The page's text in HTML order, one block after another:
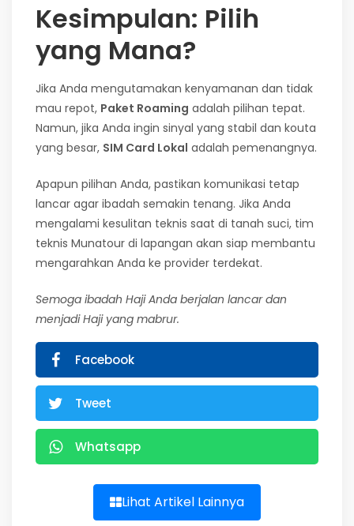
Kesimpulan: Pilih
yang Mana?
Jika Anda mengutamakan kenyamanan dan tidak
mau repot, Paket Roaming adalah pilihan tepat.
Namun, jika Anda ingin sinyal yang stabil dan kouta
yang besar, SIM Card Lokal adalah pemenangnya.
Apapun pilihan Anda, pastikan komunikasi tetap
lancar agar ibadah semakin tenang. Jika Anda
mengalami kesulitan teknis saat di tanah suci, tim
teknis Munatour di lapangan akan siap membantu
mengarahkan Anda ke provider terdekat.
Semoga ibadah Haji Anda berjalan lancar dan
menjadi Haji yang mabrur.
Facebook
Tweet
Whatsapp
Lihat Artikel Lainnya